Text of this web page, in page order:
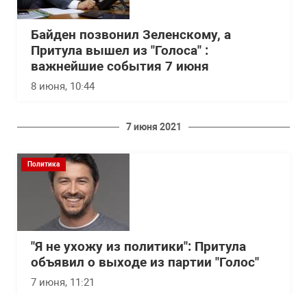
Байден позвонил Зеленскому, а
Притула вышел из "Голоса" :
важнейшие события 7 июня
8 июня, 10:44
7 июня 2021
Политика
"Я не ухожу из политики": Притула
объявил о выходе из партии "Голос"
7 июня, 11:21